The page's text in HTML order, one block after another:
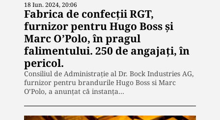
18 Iun. 2024, 20:06
Fabrica de confecții RGT,
furnizor pentru Hugo Boss și
Marc O’Polo, în pragul
falimentului. 250 de angajați, în
pericol.
Consiliul de Administrație al Dr. Bock Industries AG,
furnizor pentru brandurile Hugo Boss si Marc
O’Polo, a anunțat că instanța…